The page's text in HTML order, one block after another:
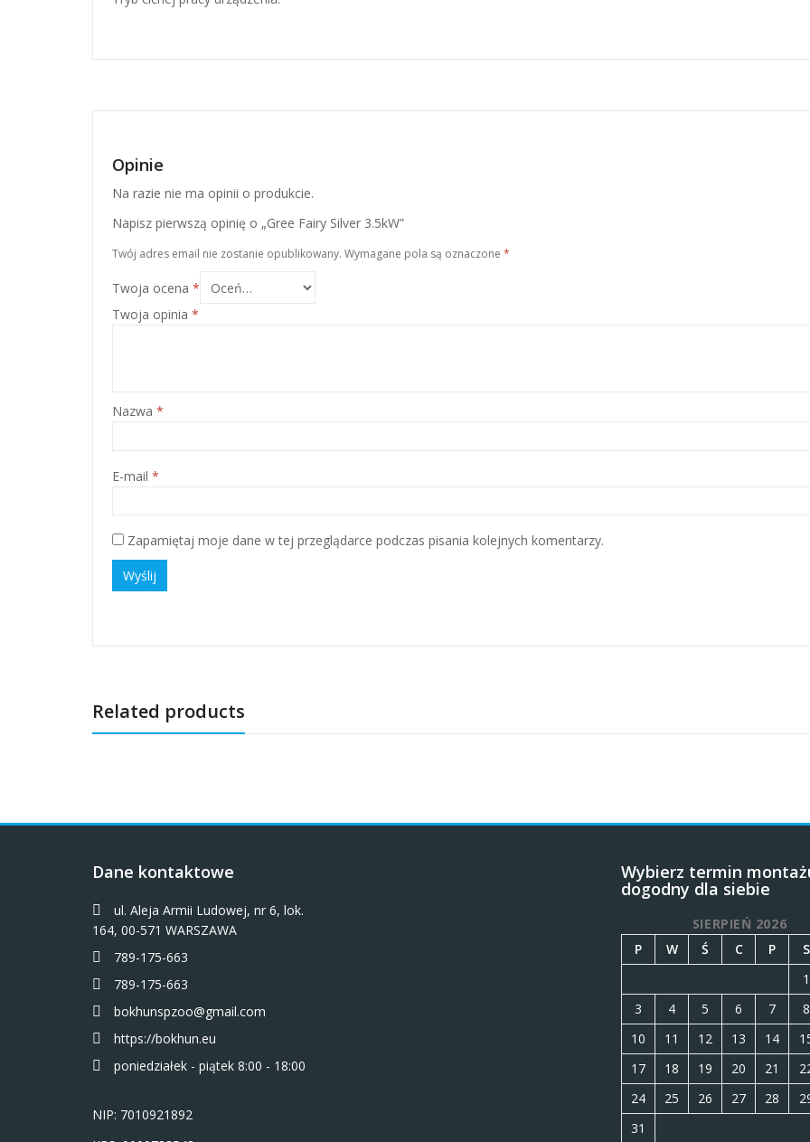
Opinie
Na razie nie ma opinii o produkcie.
Napisz pierwszą opinię o „Gree Fairy Silver 3.5kW”
Twój adres email nie zostanie opublikowany. Wymagane pola są oznaczone *
Twoja ocena *
Twoja opinia *
Nazwa *
E-mail *
Zapamiętaj moje dane w tej przeglądarce podczas pisania kolejnych komentarzy.
Related products
Dane kontaktowe
ul. Aleja Armii Ludowej, nr 6, lok.
164, 00-571 WARSZAWA
789-175-663
789-175-663
bokhunspzoo@gmail.com
https://bokhun.eu
poniedziałek - piątek 8:00 - 18:00
NIP: 7010921892
Wybierz termin
dogodny dla siebie
SIERPIEŃ 2026
P
W Ś C P S
1
3
4 5 6 7 8
10
11 12 13 14
17
18 19 20 21
24
25 26 27 28
31